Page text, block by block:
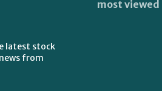
latest stock
from
most viewed